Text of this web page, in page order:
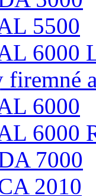
5500
6000
firemné
6000
6000
7000
2010